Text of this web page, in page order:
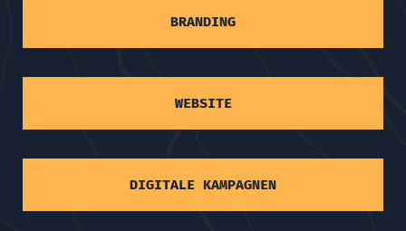
BRANDING
WEBSITE
DIGITALE KAMPAGNEN